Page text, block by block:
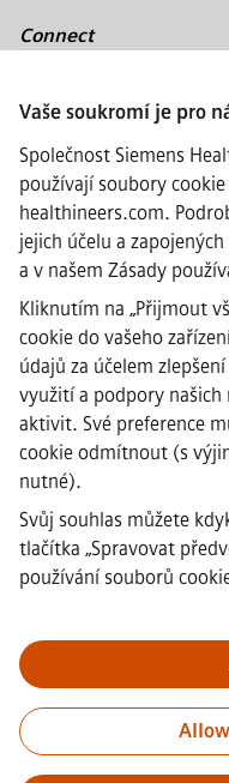
Vaše soukromí je pro
Společnost Siemens
používají soubory
healthineers.com.
jejich účelu a
a v našem Zásady
Kliknutím na „Přijmout
cookie do vašeho
údajů za účelem
využití a podpory
aktivit. Své preference
cookie odmítnout (s
nutné).
Svůj souhlas můžete
tlačítka „Spravovat
používání souborů
Connect
Siemens Healthineers AG ©
Důležité upozornění:Všem
nepožaduje žádné
řízení. Nepožadujeme
tak Vás prosíme,
které se vydávají za